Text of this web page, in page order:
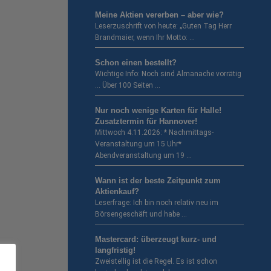
Meine Aktien vererben – aber wie?
Leserzuschrift von heute: „Guten Tag Herr
Brandmaier, wenn Ihr Motto: …
Schon einen bestellt?
Wichtige Info: Noch sind Almanache vorrätig
… Über 100 Seiten …
Nur noch wenige Karten für Halle!
Zusatztermin für Hannover!
Mittwoch 4.11.2026: * Nachmittags-
Veranstaltung um 15 Uhr*
Abendveranstaltung um 19 …
Wann ist der beste Zeitpunkt zum
Aktienkauf?
Leserfrage: Ich bin noch relativ neu im
Börsengeschäft und habe …
Mastercard: überzeugt kurz- und
langfristig!
Zweistellig ist die Regel. Es ist schon